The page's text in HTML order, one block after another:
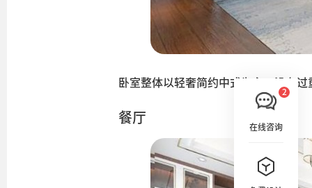
在线咨询
卧室整体以轻奢简约中式为主，没有
餐厅